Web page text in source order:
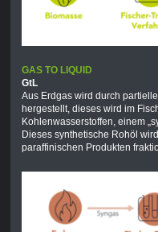
GAS TO LIQUID
GtL
Aus Erdgas wird durch
hergestellt, dieses wird im
Kohlenwasserstoffen, einem
Dieses synthetische Rohöl
paraffinischen Produkten